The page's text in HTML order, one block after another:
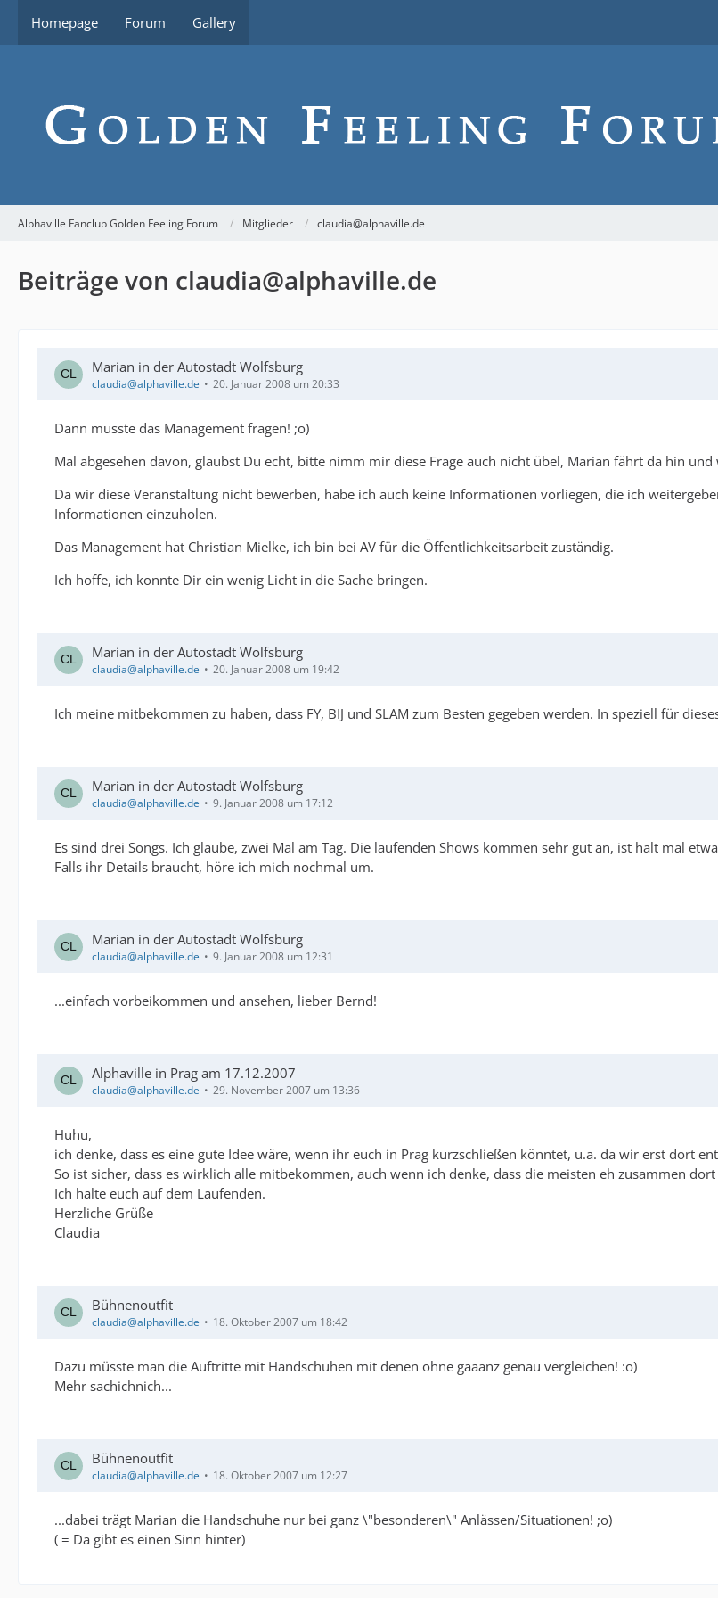
Homepage Forum Gallery
Alphaville Fanclub Golden Feeling Forum Mitglieder claudia@alphaville.de
Beiträge von claudia@alphaville.de
Marian in der Autostadt Wolfsburg
claudia@alphaville.de 20. Januar 2008 um 20:33
Dann musste das Management fragen! ;o)
Mal abgesehen davon, glaubst Du echt, bitte nimm mir diese Frage auch nicht übel, Marian fährt da hin und
Da wir diese Veranstaltung nicht bewerben, habe ich auch keine Informationen vorliegen, die ich
Informationen einzuholen.
Das Management hat Christian Mielke, ich bin bei AV für die Öffentlichkeitsarbeit zuständig.
Ich hoffe, ich konnte Dir ein wenig Licht in die Sache bringen.
Marian in der Autostadt Wolfsburg
claudia@alphaville.de 20. Januar 2008 um 19:42
Ich meine mitbekommen zu haben, dass FY, BIJ und SLAM zum Besten gegeben werden. In speziell für
Marian in der Autostadt Wolfsburg
claudia@alphaville.de 9. Januar 2008 um 17:12
Es sind drei Songs. Ich glaube, zwei Mal am Tag. Die laufenden Shows kommen sehr gut an, ist halt mal
Falls ihr Details braucht, höre ich mich nochmal um.
Marian in der Autostadt Wolfsburg
claudia@alphaville.de 9. Januar 2008 um 12:31
...einfach vorbeikommen und ansehen, lieber Bernd!
Alphaville in Prag am 17.12.2007
claudia@alphaville.de 29. November 2007 um 13:36
Huhu,
ich denke, dass es eine gute Idee wäre, wenn ihr euch in Prag kurzschließen könntet, u.a. da wir erst dort
So ist sicher, dass es wirklich alle mitbekommen, auch wenn ich denke, dass die meisten eh zusammen dort
Ich halte euch auf dem Laufenden.
Herzliche Grüße
Claudia
Bühnenoutfit
claudia@alphaville.de 18. Oktober 2007 um 18:42
Dazu müsste man die Auftritte mit Handschuhen mit denen ohne gaaanz genau vergleichen! :o)
Mehr sachichnich...
Bühnenoutfit
claudia@alphaville.de 18. Oktober 2007 um 12:27
...dabei trägt Marian die Handschuhe nur bei ganz \"besonderen\" Anlässen/Situationen! ;o)
( = Da gibt es einen Sinn hinter)